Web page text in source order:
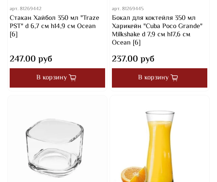
арт.81269442
Стакан Хайбол 350 мл "Traze
PST" d 6,7 см h14,9 см Ocean
[6]
247.00 руб
В корзину
арт.81269445
Бокал для коктейля 350 мл
Харикейн "Cuba Poco Grande"
Milkshake d 7,9 см h17,6 см
Ocean [6]
237.00 руб
В корзину